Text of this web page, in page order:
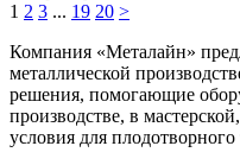
1 2 3 ... 19 20 >
Компания «Металайн»
металлической
решения, помогающие
производстве, в
условия для плодотворного